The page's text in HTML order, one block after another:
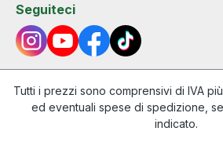
Seguiteci
Tutti i prezzi sono comprensivi di IVA più
ed eventuali spese di spedizione,
indicato.